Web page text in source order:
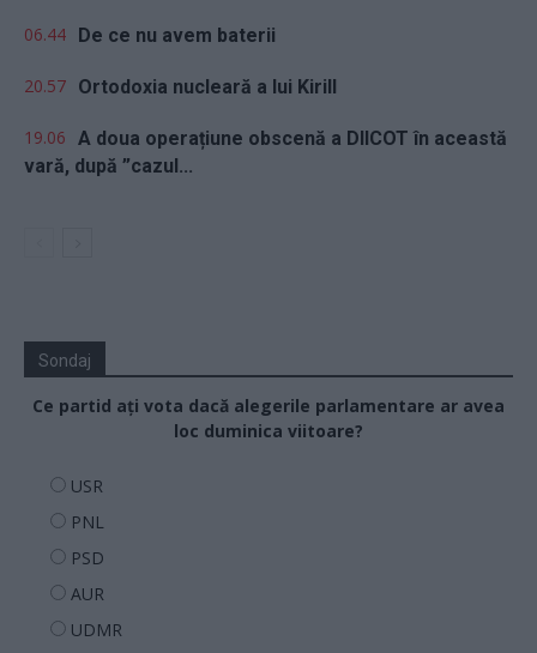
06.44 De ce nu avem baterii
20.57 Ortodoxia nucleară a lui Kirill
19.06 A doua operațiune obscenă a DIICOT în această
vară, după ”cazul...
Sondaj
Ce partid ați vota dacă alegerile parlamentare ar avea
loc duminica viitoare?
USR
PNL
PSD
AUR
UDMR